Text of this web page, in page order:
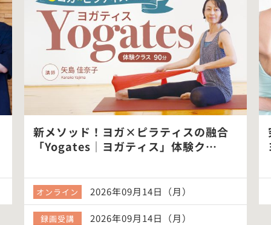
新メソッド！ヨガ×ピラティスの融合
「Yogates｜ヨガティス」体験ク…
オンライン 2026年09月14日（月）
録画受講 2026年09月14日（月）